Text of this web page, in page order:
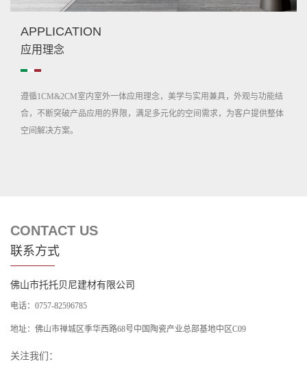
APPLICATION
应用理念
遵循1CM&2CM室内室外一体应用理念，美学与实用兼具，外观与功能结
合，不断突破产品应用的界限，满足多元化的空间需求，为客户提供整体
空间解决方案。
CONTACT US
联系方式
佛山市托托贝尼建材有限公司
电话：0757-82596785
地址：佛山市禅城区季华西路68号中国陶瓷产业总部基地中区C09
关注我们：